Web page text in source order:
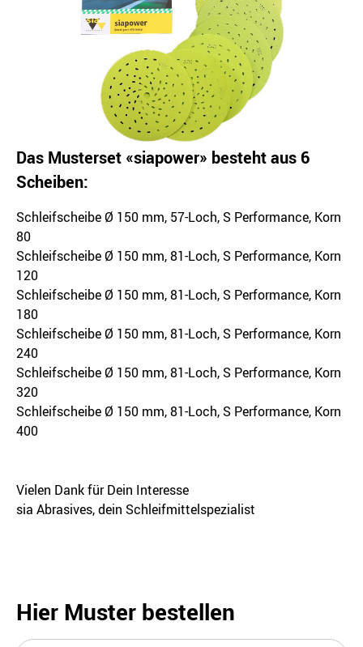
Das Musterset «siapower» besteht aus 6
Scheiben:
Schleifscheibe Ø 150 mm, 57-Loch, S Performance, Korn
80
Schleifscheibe Ø 150 mm, 81-Loch, S Performance, Korn
120
Schleifscheibe Ø 150 mm, 81-Loch, S Performance, Korn
180
Schleifscheibe Ø 150 mm, 81-Loch, S Performance, Korn
240
Schleifscheibe Ø 150 mm, 81-Loch, S Performance, Korn
320
Schleifscheibe Ø 150 mm, 81-Loch, S Performance, Korn
400
Vielen Dank für Dein Interesse
sia Abrasives, dein Schleifmittelspezialist
Hier Muster bestellen